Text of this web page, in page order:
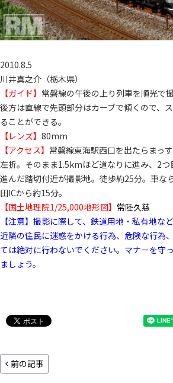
2010.8.5
川井真之介（栃木県）
【ガイド】 常磐線の午後の上り列車を順光で
後方は直線で先頭部分はカーブで傾くので、
ることができる。
【レンズ】 80mm
【アクセス】 常磐線東海駅西口を出たらまっ
左折。そのまま1.5kmほど道なりに進み、2つ
進んだ踏切付近が撮影地。徒歩約25分。車な
田ICから約15分。
【国土地理院1/25,000地形図】 常陸久慈
【注意】撮影に際して、鉄道用地・私有地な
近隣の住民に迷惑をかける行為、危険な行為
ては絶対に行わないでください。マナーを守
ましょう。
前の記事